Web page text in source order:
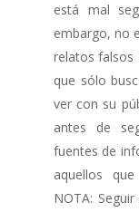
está mal
embargo, no
relatos falsos
que sólo
ver con su
antes de
fuentes de
aquellos
NOTA: